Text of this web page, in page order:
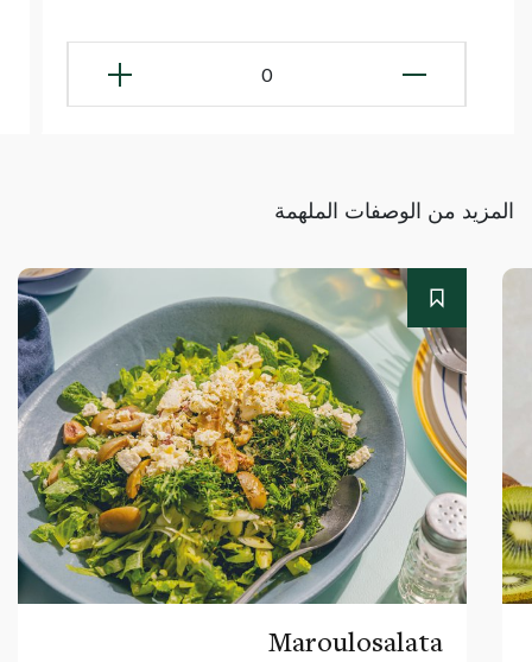
0
المزيد من الوصفات الملهمة
Maroulosalata